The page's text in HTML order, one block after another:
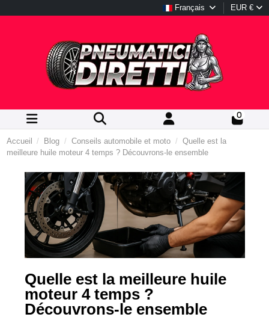
Français EUR €
0
Accueil Blog Conseils automobile et moto
Quelle est la
meilleure huile moteur 4 temps ? Découvrons-le ensemble
Quelle est la meilleure huile
moteur 4 temps ?
Découvrons-le ensemble